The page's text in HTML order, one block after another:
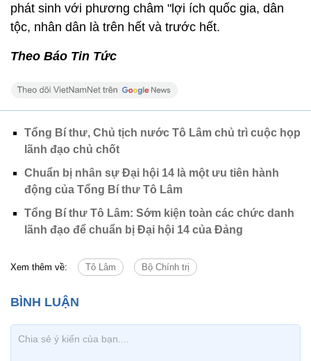
phát sinh với phương châm "lợi ích quốc gia, dân
tộc, nhân dân là trên hết và trước hết.
Theo Báo Tin Tức
Tổng Bí thư, Chủ tịch nước Tô Lâm chủ trì cuộc họp
lãnh đạo chủ chốt
Chuẩn bị nhân sự Đại hội 14 là một ưu tiên hành
động của Tổng Bí thư Tô Lâm
Tổng Bí thư Tô Lâm: Sớm kiện toàn các chức danh
lãnh đạo để chuẩn bị Đại hội 14 của Đảng
Xem thêm về: Tô Lâm Bộ Chính trị